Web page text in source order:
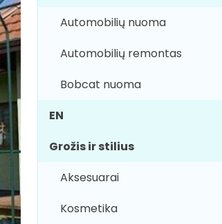
Automobilių nuoma
Automobilių remontas
Bobcat nuoma
EN
Grožis ir stilius
Aksesuarai
Kosmetika